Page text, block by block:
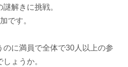
解きに挑戦。
です。
に満員で全体で30人以上の参
ょうか。